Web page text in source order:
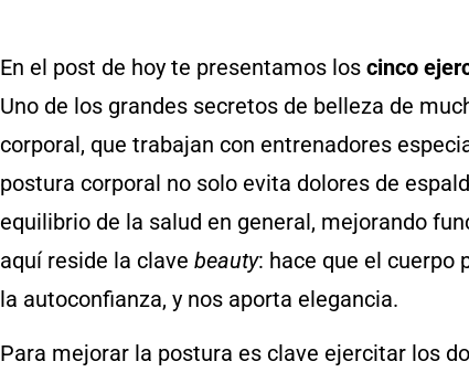
En el post de hoy te presentamos los cinco
Uno de los grandes secretos de belleza de
corporal, que trabajan con entrenadores
postura corporal no solo evita dolores de
equilibrio de la salud en general, mejorando
aquí reside la clave beauty: hace que el cuerpo
la autoconfianza, y nos aporta elegancia.
Para mejorar la postura es clave ejercitar los